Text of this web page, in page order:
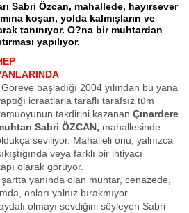
Sabri Özcan, mahallede, hayırsever
koşan, yolda kalmışların ve
tanınıyor. O?na bir muhtardan
yapılıyor.
Göreve başladığı 2004 yılından bu yana
icraatlarla taraflı tarafsız tüm
takdirini kazanan Çınardere
Sabri ÖZCAN, mahallesinde
seviliyor. Mahalleli onu, yalnızca
veya farklı bir ihtiyacı
olarak görüyor.
yanında olan muhtar, cenazede,
onları yalnız bırakmıyor.
olmayı sevdiğini söyleyen Sabri